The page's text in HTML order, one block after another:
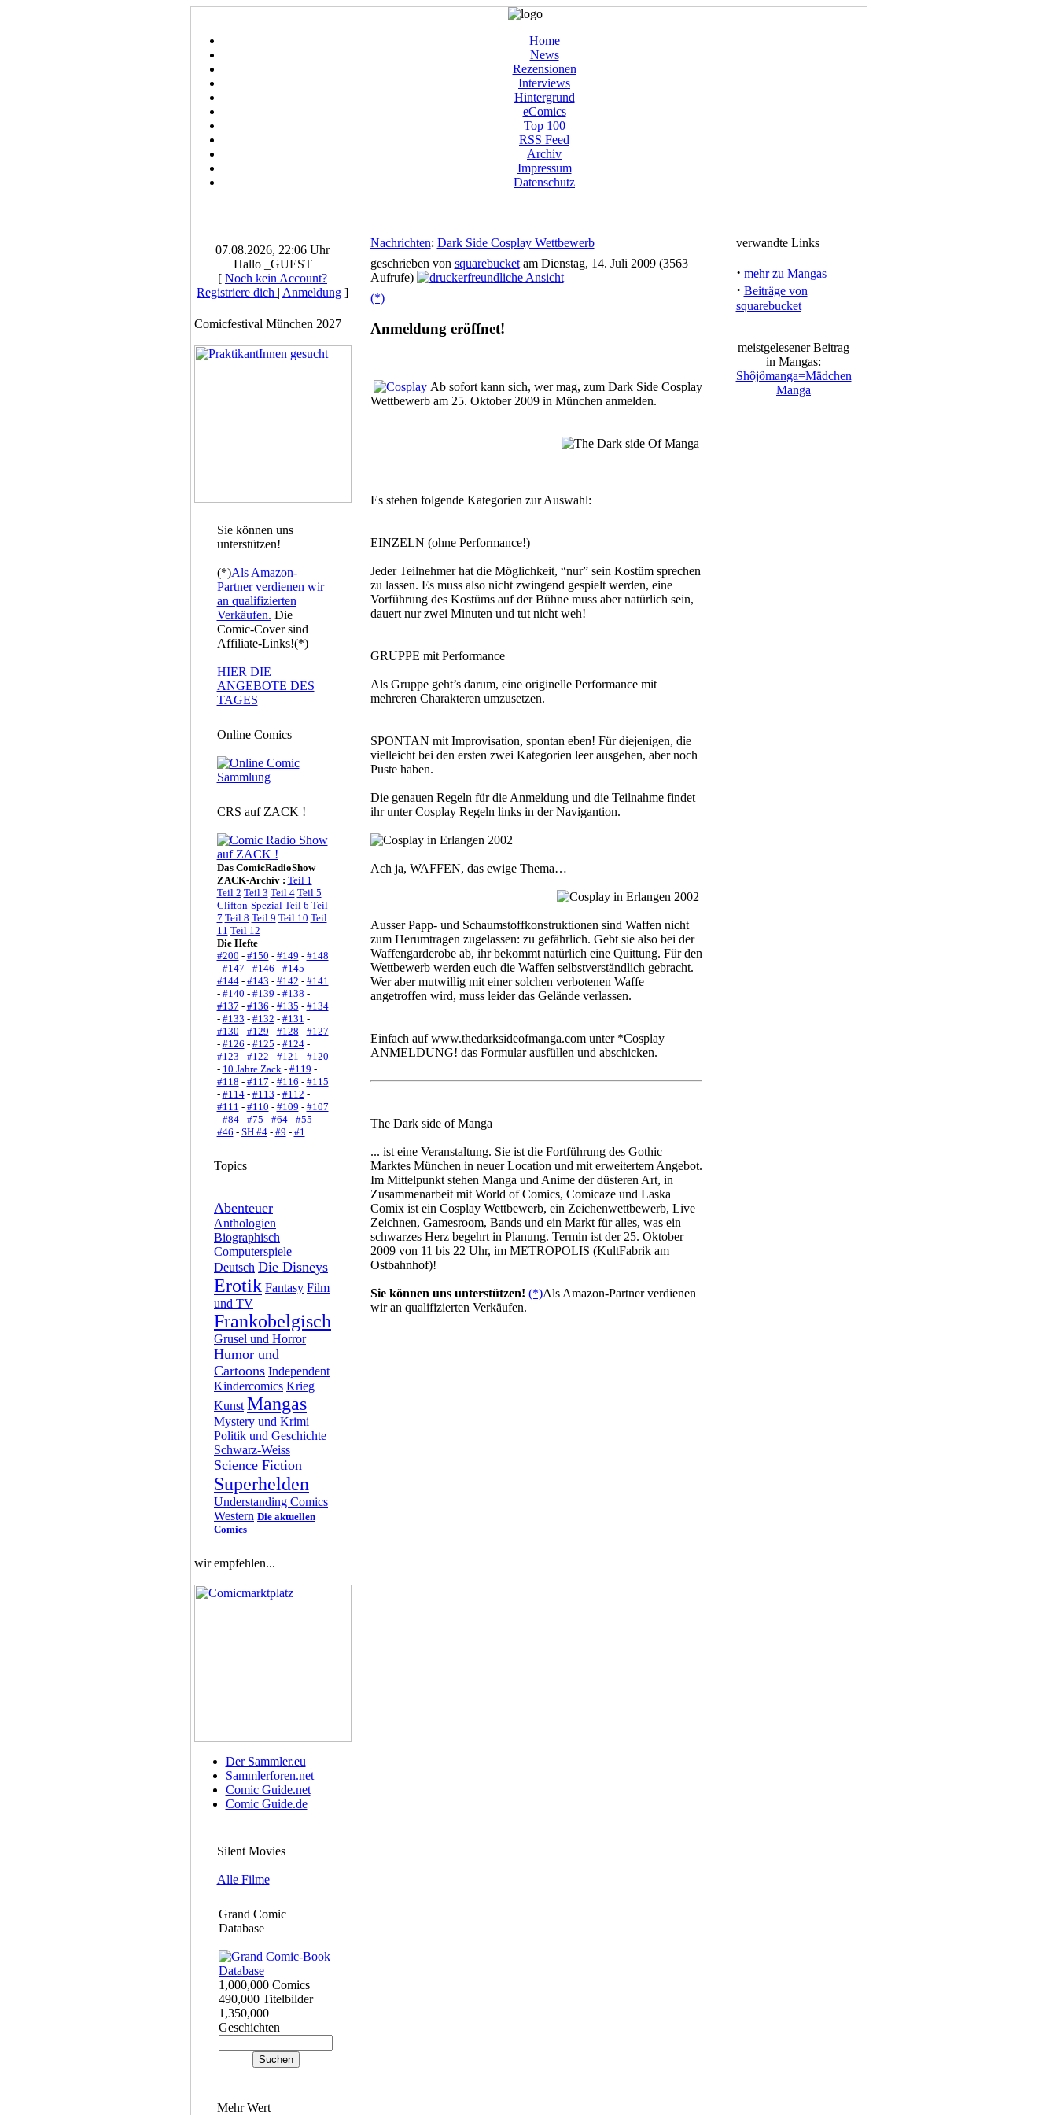
Home
News
Rezensionen
Interviews
Hintergrund
eComics
Top 100
RSS Feed
Archiv
Impressum
Datenschutz
07.08.2026, 22:06 Uhr
Hallo _GUEST
[ Noch kein Account?
Registriere dich | Anmeldung ]
Comicfestival München 2027
Sie können uns
unterstützen!
(*)Als Amazon-
Partner verdienen wir
an qualifizierten
Verkäufen. Die
Comic-Cover sind
Affiliate-Links!(*)
HIER DIE
ANGEBOTE DES
TAGES
Online Comics
CRS auf ZACK !
Das ComicRadioShow
ZACK-Archiv : Teil 1
Teil 2 Teil 3 Teil 4 Teil 5
Clifton-Spezial Teil 6 Teil
7 Teil 8 Teil 9 Teil 10 Teil
11 Teil 12
Die Hefte
#200 - #150 - #149 - #148
- #147 - #146 - #145 -
#144- #143 - #142 - #141
- #140 - #139 - #138 -
#137 - #136 - #135 - #134
- #133 - #132 - #131 -
#130 - #129 - #128 - #127
- #126 - #125 - #124-
#123 - #122 - #121 - #120
- 10 Jahre Zack- #119 -
#118 - #117 - #116 - #115
- #114- #113 - #112 -
#111 - #110 - #109 - #107
- #84- #75 - #64- #55 -
#46 - SH #4- #9 - #1
Topics
Abenteuer
Anthologien
Biographisch
Computerspiele
Deutsch Die Disneys
Erotik Fantasy Film
und TV
Frankobelgisch
Grusel und Horror
Humor und
Cartoons Independent
Kindercomics Krieg
Kunst Mangas
Mystery und Krimi
Politik und Geschichte
Schwarz-Weiss
Science Fiction
Superhelden
Understanding Comics
Western Die aktuellen
Comics
wir empfehlen...
Der Sammler.eu
Sammlerforen.net
Comic Guide.net
Comic Guide.de
Silent Movies
Alle Filme
Grand Comic
Database
1,000,000 Comics
490,000 Titelbilder
1,350,000
Geschichten
Mehr Wert
Nachrichten: Dark Side Cosplay Wettbewerb
geschrieben von squarebucketam Dienstag, 14. Juli 2009 (3563
Aufrufe)
(*)
Anmeldung eröffnet!
Ab sofort kann sich, wer mag, zum Dark Side Cosplay
Wettbewerb am 25. Oktober 2009 in München anmelden.
Es stehen folgende Kategorien zur Auswahl:
EINZELN (ohne Performance!)
Jeder Teilnehmer hat die Möglichkeit, “nur” sein Kostüm sprechen
zu lassen. Es muss also nicht zwingend gespielt werden, eine
Vorführung des Kostüms auf der Bühne muss aber natürlich sein,
dauert nur zwei Minuten und tut nicht weh!
GRUPPE mit Performance
Als Gruppe geht’s darum, eine originelle Performance mit
mehreren Charakteren umzusetzen.
SPONTAN mit Improvisation, spontan eben! Für diejenigen, die
vielleicht bei den ersten zwei Kategorien leer ausgehen, aber noch
Puste haben.
Die genauen Regeln für die Anmeldung und die Teilnahme findet
ihr unter Cosplay Regeln links in der Navigantion.
Ach ja, WAFFEN, das ewige Thema…
Ausser Papp- und Schaumstoffkonstruktionen sind Waffen nicht
zum Herumtragen zugelassen: zu gefährlich. Gebt sie also bei der
Waffengarderobe ab, ihr bekommt natürlich eine Quittung. Für den
Wettbewerb werden euch die Waffen selbstverständlich gebracht.
Wer aber mutwillig mit einer solchen verbotenen Waffe
angetroffen wird, muss leider das Gelände verlassen.
Einfach auf www.thedarksideofmanga.com unter *Cosplay
ANMELDUNG! das Formular ausfüllen und abschicken.
The Dark side of Manga
... ist eine Veranstaltung. Sie ist die Fortführung des Gothic
Marktes München in neuer Location und mit erweitertem Angebot.
Im Mittelpunkt stehen Manga und Anime der düsteren Art, in
Zusammenarbeit mit World of Comics, Comicaze und Laska
Comix ist ein Cosplay Wettbewerb, ein Zeichenwettbewerb, Live
Zeichnen, Gamesroom, Bands und ein Markt für alles, was ein
schwarzes Herz begehrt in Planung. Termin ist der 25. Oktober
2009 von 11 bis 22 Uhr, im METROPOLIS (KultFabrik am
Ostbahnhof)!
Sie können uns unterstützen! (*)Als Amazon-Partner verdienen
wir an qualifizierten Verkäufen.
verwandte Links
· mehr zu Mangas
· Beiträge von
squarebucket
meistgelesener Beitrag
in Mangas:
Shôjômanga=Mädchen
Manga